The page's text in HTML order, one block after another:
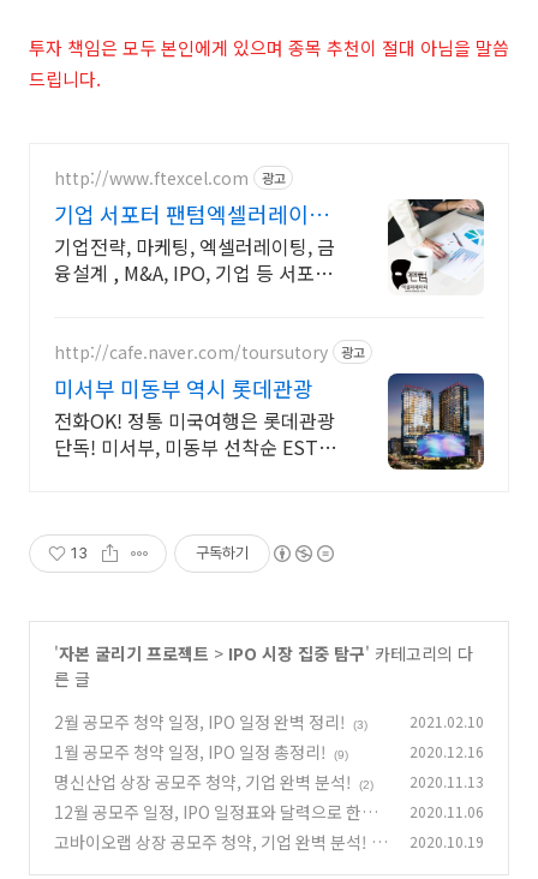
투자 책임은 모두 본인에게 있으며 종목 추천이 절대 아님을 말씀
드립니다.
http://www.ftexcel.com 광고
기업 서포터 팬텀엑셀러레이터
기업의 전략가
기업전략, 마케팅, 엑셀러레이팅, 금
융설계 , M&A, IPO, 기업 등 서포팅.
니다.
http://cafe.naver.com/toursutory 광고
미서부 미동부 역시 롯데관광
전화OK! 정통 미국여행은 롯데관광
단독! 미서부, 미동부 선착순 ESTA
13 구독하기
'자본 굴리기 프로젝트 > IPO 시장 집중 탐구' 카테고리의 다
른 글
2월 공모주 청약 일정, IPO 일정 완벽 정리!
(3) 2021.02.10
1월 공모주 청약 일정, IPO 일정 총정리! (9) 2020.12.16
명신산업 상장 공모주 청약, 기업 완벽 분석! (2) 2020.11.13
12월 공모주 일정, IPO 일정표와 달력으로 한눈
에 보기 (10)
2020.11.06
고바이오랩 상장 공모주 청약, 기업 완벽 분석!
(3
2020.10.19